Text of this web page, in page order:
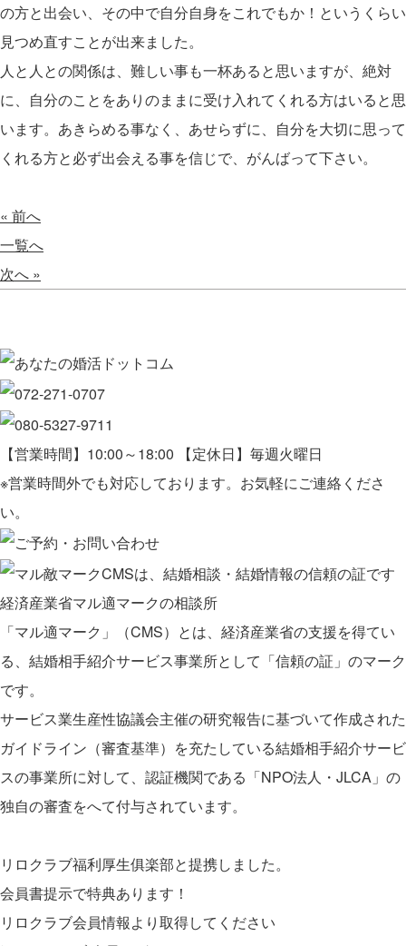
の方と出会い、その中で自分自身をこれでもか！というくらい
見つめ直すことが出来ました。
人と人との関係は、難しい事も一杯あると思いますが、絶対
に、自分のことをありのままに受け入れてくれる方はいると思
います。あきらめる事なく、あせらずに、自分を大切に思って
くれる方と必ず出会える事を信じで、がんばって下さい。
« 前へ
一覧へ
次へ »
【営業時間】10:00～18:00 【定休日】毎週火曜日
※営業時間外でも対応しております。お気軽にご連絡くださ
い。
経済産業省マル適マークの相談所
「マル適マーク」（CMS）とは、経済産業省の支援を得てい
る、結婚相手紹介サービス事業所として「信頼の証」のマーク
です。
サービス業生産性協議会主催の研究報告に基づいて作成された
ガイドライン（審査基準）を充たしている結婚相手紹介サービ
スの事業所に対して、認証機関である「NPO法人・JLCA」の
独自の審査をへて付与されています。
リロクラブ福利厚生俱楽部と提携しました。
会員書提示で特典あります！
リロクラブ会員情報より取得してください